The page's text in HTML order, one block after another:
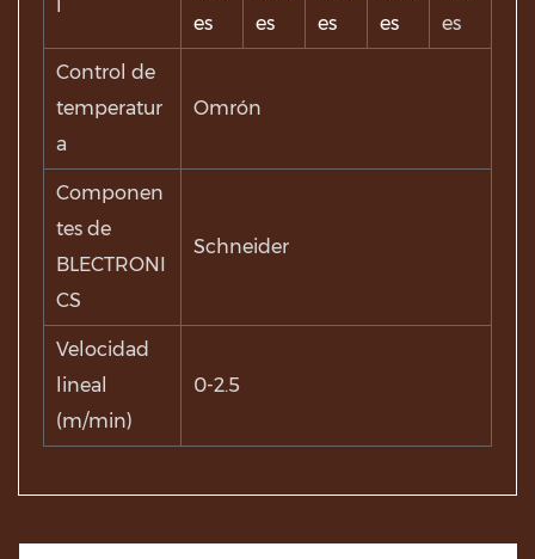
es
es
es
es
es
Control de
temperatur
a
Omrón
Componen
tes de
BLECTRONI
CS
Schneider
Velocidad
lineal
(m/min)
0-2.5